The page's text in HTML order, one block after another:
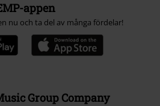
appen
nu och ta del av många fördelar!
Group Company